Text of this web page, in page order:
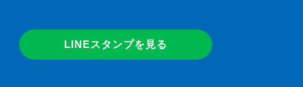
LINEスタンプを見る